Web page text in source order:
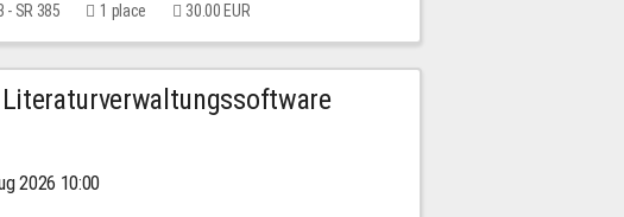
- SR 385 1 place 30.00 EUR
2026 10:00